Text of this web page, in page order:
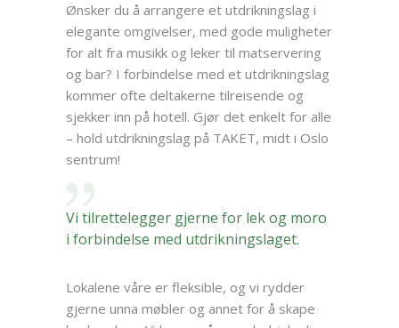
Ønsker du å arrangere et utdrikningslag i
elegante omgivelser, med gode muligheter
for alt fra musikk og leker til matservering
og bar? I forbindelse med et utdrikningslag
kommer ofte deltakerne tilreisende og
sjekker inn på hotell. Gjør det enkelt for alle
– hold utdrikningslag på TAKET, midt i Oslo
sentrum!
Vi tilrettelegger gjerne for lek og moro
i forbindelse med utdrikningslaget.
Lokalene våre er fleksible, og vi rydder
gjerne unna møbler og annet for å skape